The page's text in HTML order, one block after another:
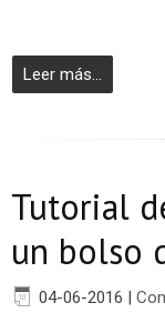
Leer más...
Tutorial
un bolso
04-06-2016 |